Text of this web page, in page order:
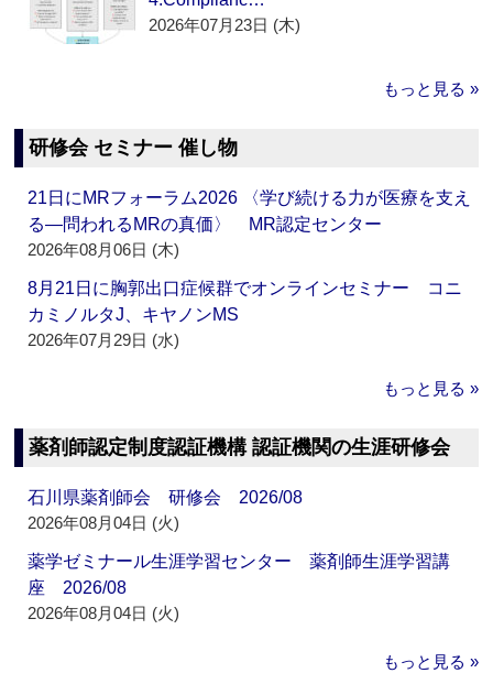
2026年07月23日 (木)
もっと見る »
研修会 セミナー 催し物
21日にMRフォーラム2026 〈学び続ける力が医療を支え
る―問われるMRの真価〉 MR認定センター
2026年08月06日 (木)
8月21日に胸郭出口症候群でオンラインセミナー コニ
カミノルタJ、キヤノンMS
2026年07月29日 (水)
もっと見る »
薬剤師認定制度認証機構 認証機関の生涯研修会
石川県薬剤師会 研修会 2026/08
2026年08月04日 (火)
薬学ゼミナール生涯学習センター 薬剤師生涯学習講
座 2026/08
2026年08月04日 (火)
もっと見る »